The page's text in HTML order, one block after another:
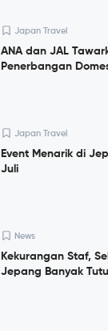
Japan Travel
ANA dan JAL
Penerbangan
Japan Travel
Event Menarik di
Juli
News
Kekurangan Staf,
Jepang Banyak